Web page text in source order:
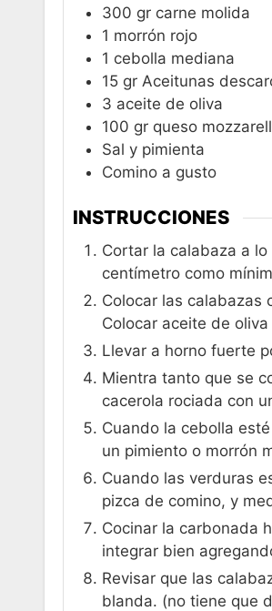
300 gr carne molida
1 morrón rojo
1 cebolla mediana
15 gr Aceitunas
3 aceite de oliva
100 gr queso
Sal y pimienta
Comino a gusto
INSTRUCCIONES
Cortar la calabaza a
centímetro como
Colocar las calabazas
Colocar aceite de
Llevar a horno fuerte
Mientra tanto que se
cacerola rociada con
Cuando la cebolla
un pimiento o morrón
Cuando las verduras
pizca de comino, y
Cocinar la carbonada
integrar bien
Revisar que las
blanda. (no tiene que